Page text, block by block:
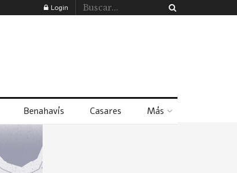
Login
Benahavís Casares Más